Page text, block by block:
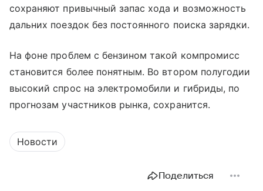
сохраняют привычный запас хода и возможность
дальних поездок без постоянного поиска зарядки.
На фоне проблем с бензином такой компромисс
становится более понятным. Во втором полугодии
высокий спрос на электромобили и гибриды, по
прогнозам участников рынка, сохранится.
Новости
Поделиться